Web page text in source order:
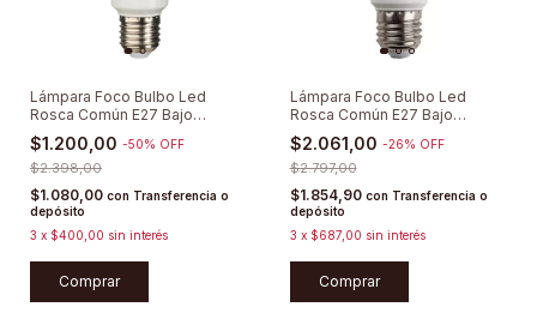
Lámpara Foco Bulbo Led
Rosca Común E27 Bajo
Consumo
$1.200,00 -50% OFF
$2.398,00
$1.080,00 con Transferencia o
depósito
3 x $400,00 sin interés
Comprar
Lámpara Foco Bulbo Led
Rosca Común E27 Bajo
Consumo 14/15w
$2.061,00 -26% OFF
$2.797,00
$1.854,90 con Transferencia o
depósito
3 x $687,00 sin interés
Comprar